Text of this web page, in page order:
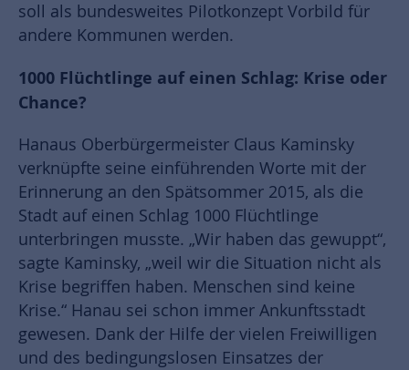
soll als bundesweites Pilotkonzept Vorbild für
andere Kommunen werden.
1000 Flüchtlinge auf einen Schlag: Krise oder
Chance?
Hanaus Oberbürgermeister Claus Kaminsky
verknüpfte seine einführenden Worte mit der
Erinnerung an den Spätsommer 2015, als die
Stadt auf einen Schlag 1000 Flüchtlinge
unterbringen musste. „Wir haben das gewuppt“,
sagte Kaminsky, „weil wir die Situation nicht als
Krise begriffen haben. Menschen sind keine
Krise.“ Hanau sei schon immer Ankunftsstadt
gewesen. Dank der Hilfe der vielen Freiwilligen
und des bedingungslosen Einsatzes der